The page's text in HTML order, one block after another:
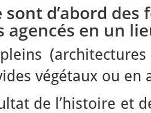
sont d’abord
agencés en un
végétaux ou
de l’histoire et